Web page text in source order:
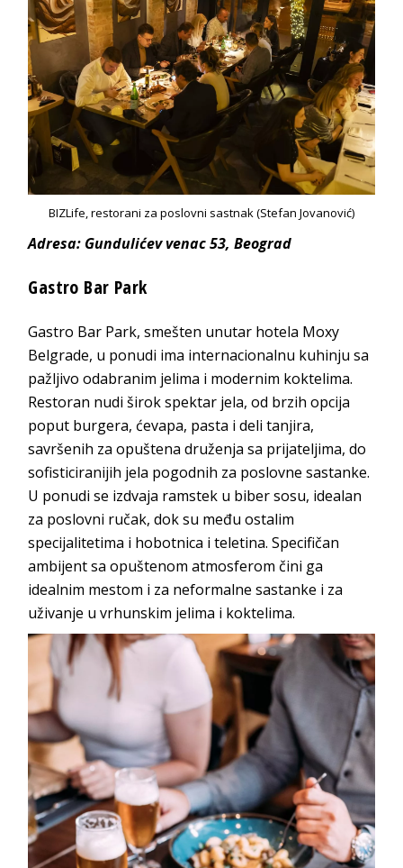
BIZLife, restorani za poslovni sastnak (Stefan Jovanović)
Adresa: Gundulićev venac 53, Beograd
Gastro Bar Park
Gastro Bar Park, smešten unutar hotela Moxy
Belgrade, u ponudi ima internacionalnu kuhinju sa
pažljivo odabranim jelima i modernim koktelima.
Restoran nudi širok spektar jela, od brzih opcija
poput burgera, ćevapa, pasta i deli tanjira,
savršenih za opuštena druženja sa prijateljima, do
sofisticiranijih jela pogodnih za poslovne sastanke.
U ponudi se izdvaja ramstek u biber sosu, idealan
za poslovni ručak, dok su među ostalim
specijalitetima i hobotnica i teletina. Specifičan
ambijent sa opuštenom atmosferom čini ga
idealnim mestom i za neformalne sastanke i za
uživanje u vrhunskim jelima i koktelima.